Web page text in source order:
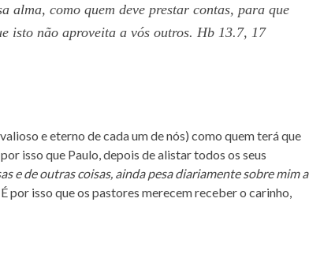
alma, como quem deve prestar contas, para que
isto não aproveita a vós outros. Hb 13.7, 17
e eterno de cada um de nós) como quem terá que
isso que Paulo, depois de alistar todos os seus
e de outras coisas, ainda pesa diariamente sobre mim a
por isso que os pastores merecem receber o carinho,